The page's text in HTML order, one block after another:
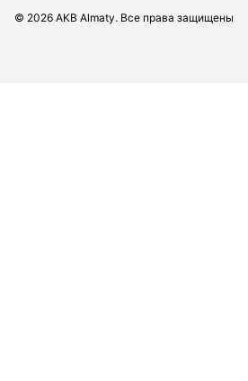
© 2026 AKB Almaty. Все права защищены